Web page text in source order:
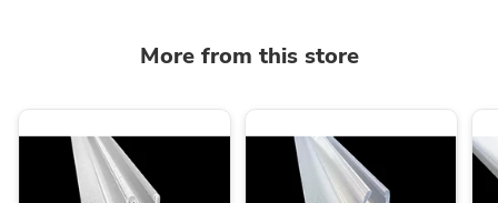
More from this store